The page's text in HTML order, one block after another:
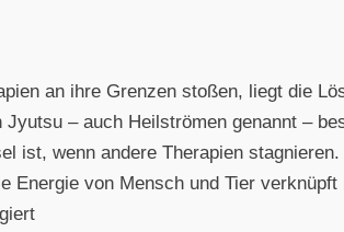
an ihre Grenzen stoßen, liegt die
– auch Heilströmen genannt –
ist, wenn andere Therapien
Energie von Mensch und Tier